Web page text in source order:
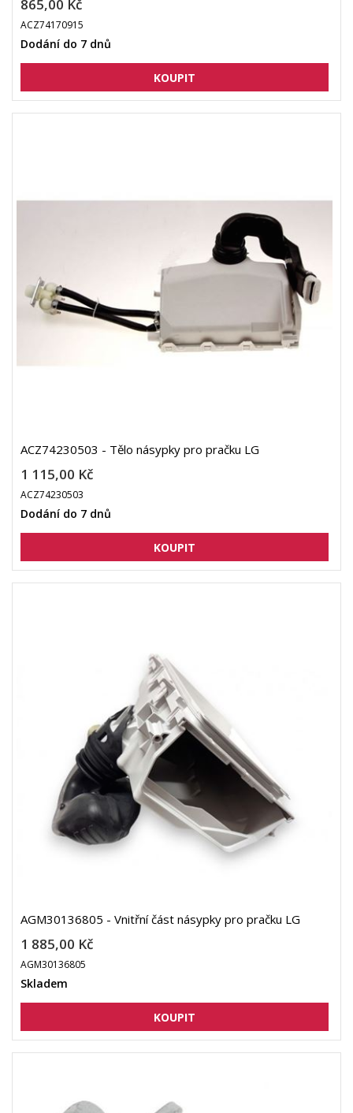
865,00 Kč
ACZ74170915
Dodání do 7 dnů
ACZ74230503 - Tělo násypky pro pračku LG
1 115,00 Kč
ACZ74230503
Dodání do 7 dnů
AGM30136805 - Vnitřní část násypky pro pračku LG
1 885,00 Kč
AGM30136805
Skladem